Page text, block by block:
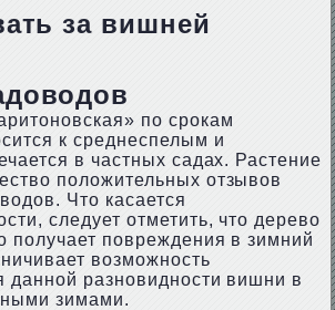
за вишней
по срокам
к среднеспелым и
в частных садах. Растение
положительных отзывов
Что касается
следует отметить, что дерево
получает повреждения в зимний
возможность
данной разновидности вишни в
зимами.